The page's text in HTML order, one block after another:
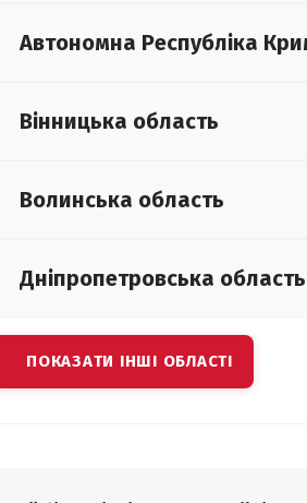
Автономна Республіка
Вінницька область
Волинська область
Дніпропетровська область
ПОКАЗАТИ ІНШІ ОБЛАСТІ